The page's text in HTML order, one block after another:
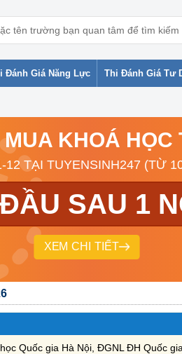
Đánh Giá Năng Lực Thi Đánh Giá Tư
KHOÁ HỌC
12 TẠI TUYENSINH247 (TỪ
SAU 1
XEM CHI TIẾT
Quốc gia Hà Nội, ĐGNL ĐH Quốc gia